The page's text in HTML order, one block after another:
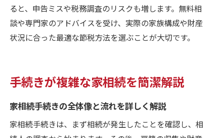
ると、申告ミスや税務調査のリスクも増します。無料相
談や専門家のアドバイスを受け、実際の家族構成や財産
状況に合った最適な節税方法を選ぶことが大切です。
手続きが複雑な家相続を簡潔解説
家相続手続きの全体像と流れを詳しく解説
家相続手続きは、まず相続が発生したことを確認し、相